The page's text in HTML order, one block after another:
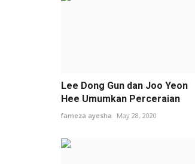
Lee Dong Gun dan Joo Yeon
Hee Umumkan Perceraian
fameza ayesha May 28, 2020